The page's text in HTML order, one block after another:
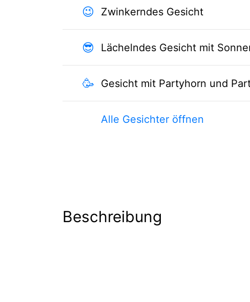
😉 Zwinkerndes Gesicht
😎 Lächelndes Gesicht mit
🥳 Gesicht mit Partyhorn und
Alle Gesichter öffnen
Beschreibung